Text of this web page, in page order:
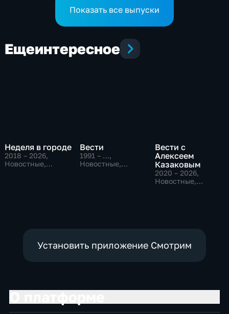
Показать все выпуски
Ещеинтересное
Неделя в городе
2018 – 2026,
Новостные,
Вести
1991 – …,
Новостные,
Вести с
Алексеем
Казаковым
2020 – 2026,
Новостные,
Установить приложение Смотрим